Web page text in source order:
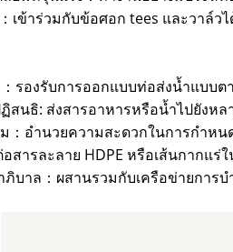
เข้าร่วมกับข้อศอก tees และวาล์วไ
รองรับการออกแบบท่อส่งน้ำแบบ
สนธิ: ส่งสารอาหารหรือน้ำไปยังหล
：อำนวยความสะดวกในการกำห
สารละลาย HDPE หรือเส้นกากแร่
บาล：ผสานรวมกับเครือข่ายการ